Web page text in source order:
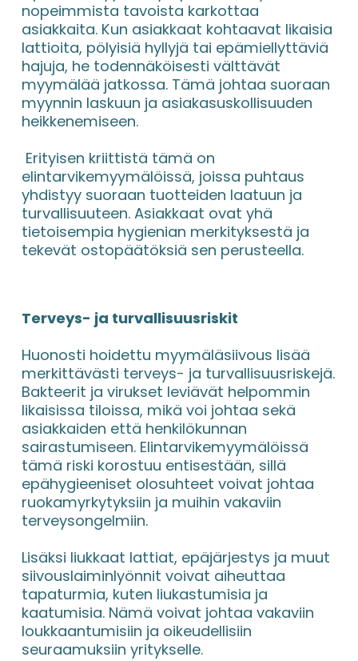
nopeimmista tavoista karkottaa
asiakkaita. Kun asiakkaat kohtaavat likaisia
lattioita, pölyisiä hyllyjä tai epämiellyttäviä
hajuja, he todennäköisesti välttävät
myymälää jatkossa. Tämä johtaa suoraan
myynnin laskuun ja asiakasuskollisuuden
heikkenemiseen.
elintarvikemyymälöissä, joissa puhtaus
yhdistyy suoraan tuotteiden laatuun ja
turvallisuuteen. Asiakkaat ovat yhä
tietoisempia hygienian merkityksestä ja
tekevät ostopäätöksiä sen perusteella.
Terveys- ja turvallisuusriskit
Huonosti hoidettu myymäläsiivous lisää
merkittävästi terveys- ja turvallisuusriskejä.
Bakteerit ja virukset leviävät helpommin
likaisissa tiloissa, mikä voi johtaa sekä
asiakkaiden että henkilökunnan
sairastumiseen. Elintarvikemyymälöissä
tämä riski korostuu entisestään, sillä
epähygieeniset olosuhteet voivat johtaa
ruokamyrkytyksiin ja muihin vakaviin
terveysongelmiin.
Lisäksi liukkaat lattiat, epäjärjestys ja muut
siivouslaiminlyönnit voivat aiheuttaa
tapaturmia, kuten liukastumisia ja
kaatumisia. Nämä voivat johtaa vakaviin
loukkaantumisiin ja oikeudellisiin
seuraamuksiin yritykselle.